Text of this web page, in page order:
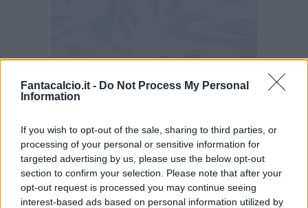
Fantacalcio.it - Do Not Process My Personal
Information
If you wish to opt-out of the sale, sharing to third parties, or
processing of your personal or sensitive information for
targeted advertising by us, please use the below opt-out
section to confirm your selection. Please note that after your
opt-out request is processed you may continue seeing
interest-based ads based on personal information utilized by
Intervista a Leao
“Se l'arrivo di Ruben Amorim mi spinge a